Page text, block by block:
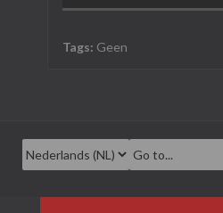
Tags: Geen